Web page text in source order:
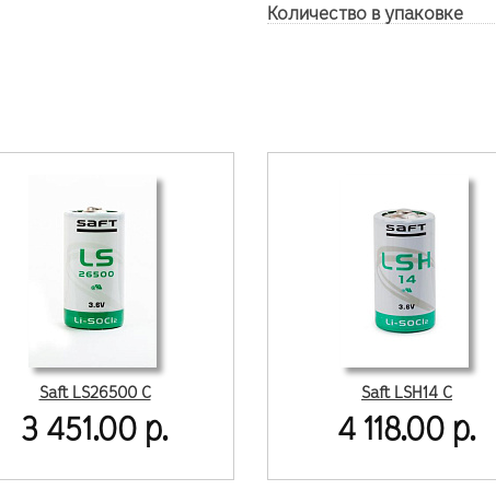
Количество в упаковке
Saft LS26500 C
3 451.00 р.
Saft LSH14 C
4 118.00 р.